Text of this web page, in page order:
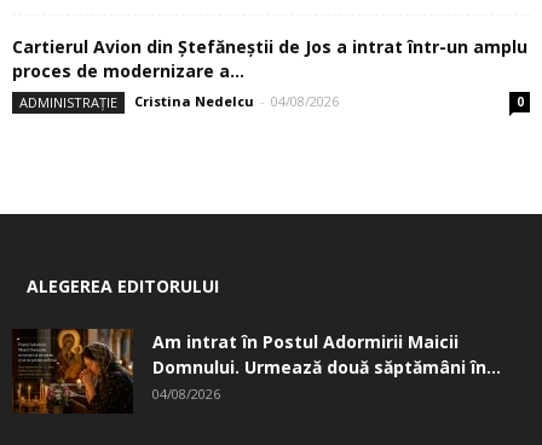
Cartierul Avion din Ştefăneştii de Jos a intrat într-un amplu
proces de modernizare a...
ADMINISTRAȚIE Cristina Nedelcu - 04/08/2026 0
ALEGEREA EDITORULUI
Am intrat în Postul Adormirii Maicii
Domnului. Urmează două săptămâni în...
04/08/2026